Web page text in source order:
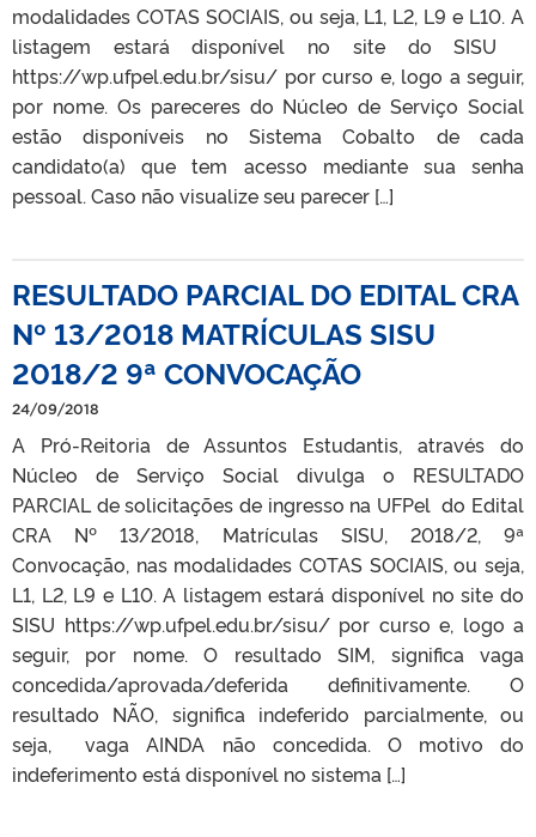
modalidades COTAS SOCIAIS, ou seja, L1, L2, L9 e L10. A
listagem estará disponível no site do SISU
https://wp.ufpel.edu.br/sisu/ por curso e, logo a seguir,
por nome. Os pareceres do Núcleo de Serviço Social
estão disponíveis no Sistema Cobalto de cada
candidato(a) que tem acesso mediante sua senha
pessoal. Caso não visualize seu parecer […]
RESULTADO PARCIAL DO EDITAL CRA
Nº 13/2018 MATRÍCULAS SISU
2018/2 9ª CONVOCAÇÃO
24/09/2018
A Pró-Reitoria de Assuntos Estudantis, através do
Núcleo de Serviço Social divulga o RESULTADO
PARCIAL de solicitações de ingresso na UFPel do Edital
CRA Nº 13/2018, Matrículas SISU, 2018/2, 9ª
Convocação, nas modalidades COTAS SOCIAIS, ou seja,
L1, L2, L9 e L10. A listagem estará disponível no site do
SISU https://wp.ufpel.edu.br/sisu/ por curso e, logo a
seguir, por nome. O resultado SIM, significa vaga
concedida/aprovada/deferida definitivamente. O
resultado NÃO, significa indeferido parcialmente, ou
seja, vaga AINDA não concedida. O motivo do
indeferimento está disponível no sistema […]